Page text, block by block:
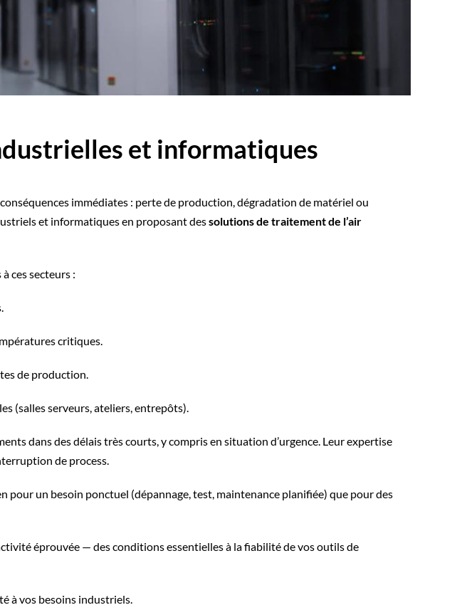
et informatiques
immédiates : perte de production, dégradation de matériel ou
et informatiques en proposant dessolutions de traitement de l’air
ces secteurs :
critiques.
de production.
(salles serveurs, ateliers, entrepôts).
dans des délais très courts, y compris en situation d’urgence. Leur expertise
de process.
pour un besoin ponctuel (dépannage, test, maintenance planifiée) que pour des
éprouvée — des conditions essentielles à la fiabilité de vos outils de
à vos besoins industriels.